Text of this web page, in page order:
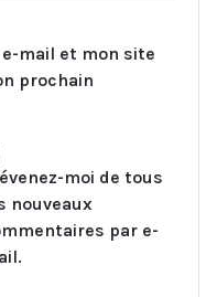
mail et mon site
prochain
moi de tous
nouveaux
par e-